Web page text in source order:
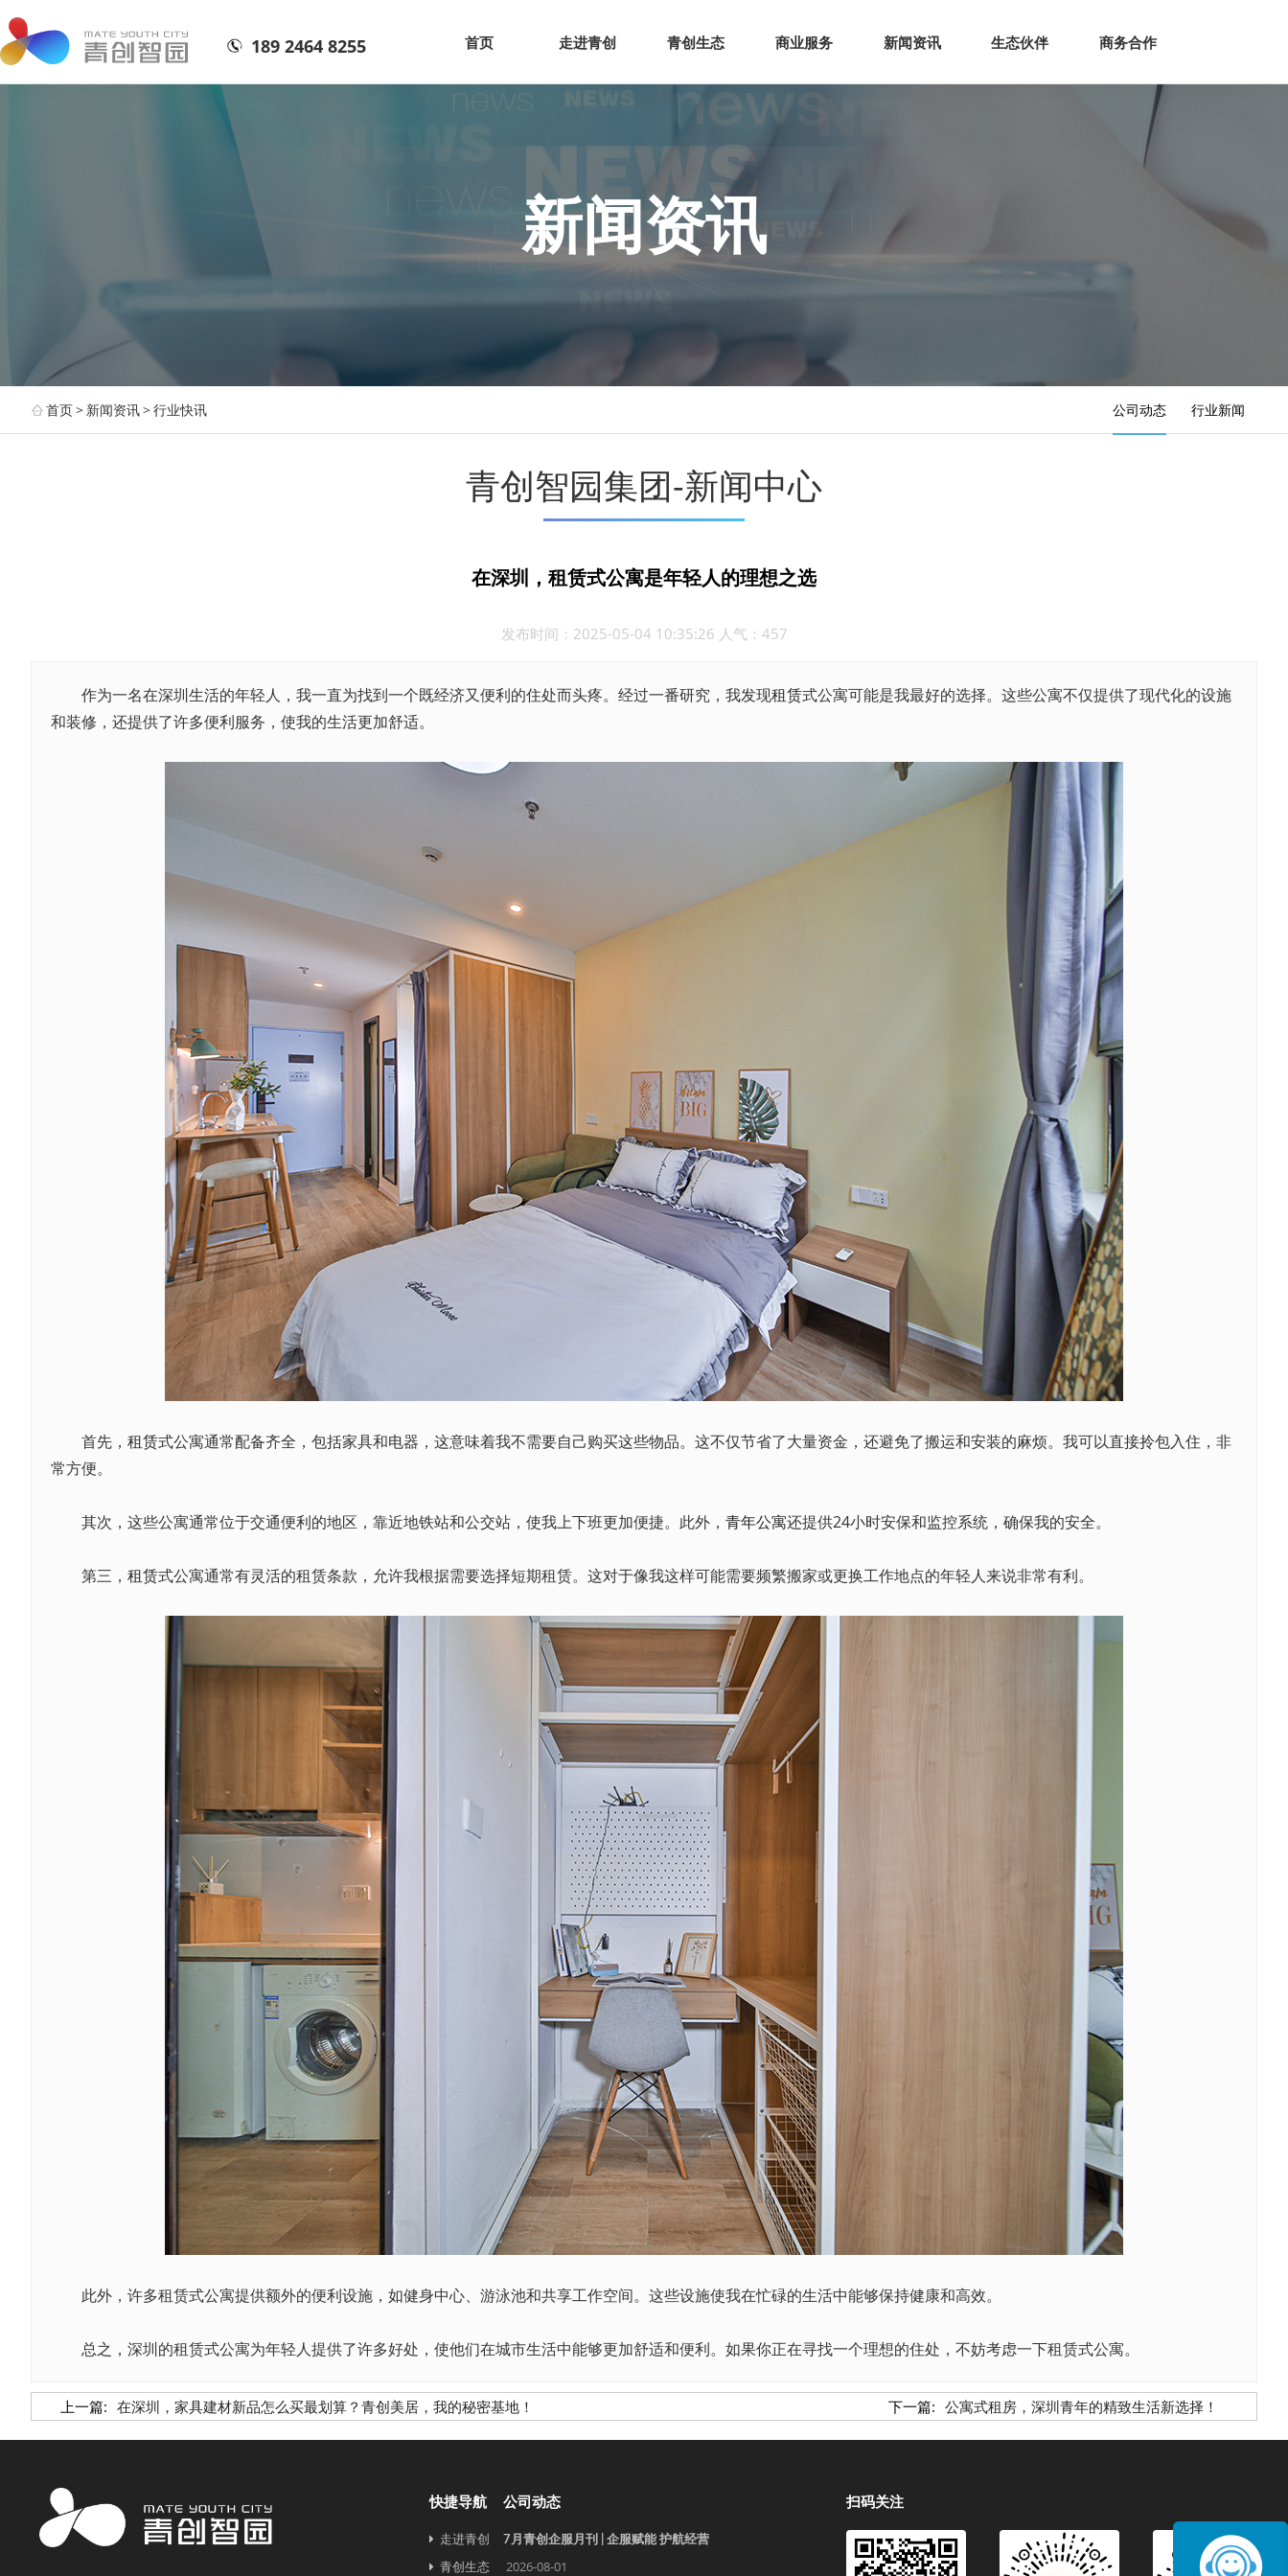
网站首页 走进青创 青创生态 商业服务 新闻资讯 生态伙伴
189 2464 8255 首页 走进青创 青创生态 商业服务 新闻资讯 生态伙伴 商务合作
新闻资讯
首页> 新闻资讯>行业快讯 公司动态 行业新闻
青创智园集团-新闻中心
在深圳，租赁式公寓是年轻人的理想之选
发布时间：2025-05-04 10:35:26 人气：457
作为一名在深圳生活的年轻人，我一直为找到一个既经济又便利的住处而头疼。经过一番研究，我发现租赁式公寓可能是我最好的选择。这些公寓不仅提供了现代化的设施
和装修，还提供了许多便利服务，使我的生活更加舒适。
首先， 租赁式公寓通常配备齐全，包括家具和电器，这意味着我不需要自己购买这些物品。这不仅节省了大量资金，还避免了搬运和安装的麻烦。我可以直接拎包入住，非
常方便。
其次，这些公寓通常位于交通便利的地区，靠近地铁站和公交站，使我上下班更加便捷。此外， 青年公寓还提供24小时安保和监控系统，确保我的安全。
第三， 租赁式公寓通常有灵活的租赁条款，允许我根据需要选择短期租赁。这对于像我这样可能需要频繁搬家或更换工作地点的年轻人来说非常有利。
此外，许多租赁式公寓提供额外的便利设施，如健身中心、游泳池和共享工作空间。这些设施使我在忙碌的生活中能够保持健康和高效。
总之，深圳的租赁式公寓为年轻人提供了许多好处，使他们在城市生活中能够更加舒适和便利。如果你正在寻找一个理想的住处，不妨考虑一下租赁式公寓。
上一篇: 在深圳，家具建材新品怎么买最划算？青创美居，我的秘密基地！ 下一篇: 公寓式租房，深圳青年的精致生活新选择！
快捷导航
走进青创
青创生态
公司动态
7月青创企服月刊 | 企服赋能 护航经营
2026-08-01
扫码关注